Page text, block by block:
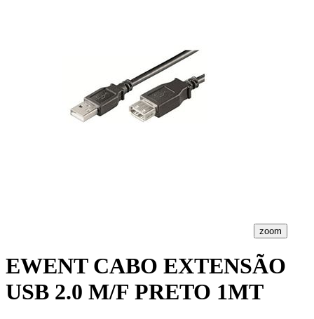
zoom
EWENT CABO EXTENSÃO
USB 2.0 M/F PRETO 1MT